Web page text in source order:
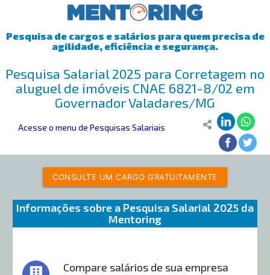
Pesquisa de cargos e salários para quem precisa de
agilidade, eficiência e segurança.
Pesquisa Salarial 2025 para Corretagem no
aluguel de imóveis CNAE 6821-8/02 em
Governador Valadares/MG
Acesse o menu de Pesquisas Salariais
CONSULTE UM CARGO GRATUITAMENTE
Informações sobre a Pesquisa Salarial 2025 da
Mentoring
Compare salários de sua empresa